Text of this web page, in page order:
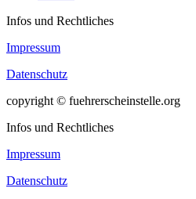
Infos und Rechtliches
Impressum
Datenschutz
copyright © fuehrerscheinstelle.org
Infos und Rechtliches
Impressum
Datenschutz